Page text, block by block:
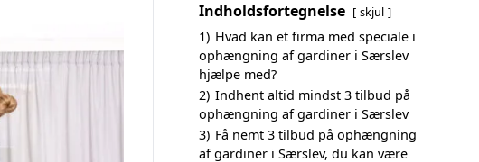
Indholdsfortegnelse skjul
1) Hvad kan et firma med speciale i
ophængning af gardiner i Særslev
hjælpe med?
2) Indhent altid mindst 3 tilbud på
ophængning af gardiner i Særslev
3) Få nemt 3 tilbud på ophængning
af gardiner i Særslev, du kan være